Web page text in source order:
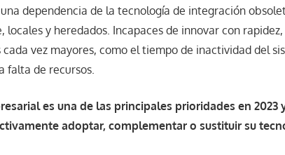
dependencia de la tecnología de integración
locales y heredados. Incapaces de innovar con
vez mayores, como el tiempo de inactividad del
falta de recursos.
es una de las principales prioridades en 2023
adoptar, complementar o sustituir su